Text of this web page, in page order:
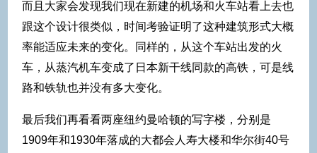
而且大家会发现我们现在新建的机场和火车站看上去也
跟这个设计很类似，时间考验证明了这种建筑形式大概
率能适应未来的变化。同样的，从这个车站出发的火
车，从蒸汽机车变成了日本新干线同款的高铁，可是线
路和铁轨也并没有多大变化。
最后我们再看看两座纽约曼哈顿的写字楼，分别是
1909年和1930年落成的大都会人寿大楼和华尔街40号